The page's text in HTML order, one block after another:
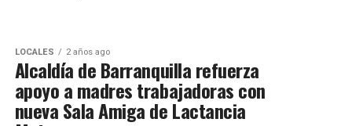
LOCALES 2 años ago
Alcaldía de Barranquilla refuerza
apoyo a madres trabajadoras con
nueva Sala Amiga de Lactancia